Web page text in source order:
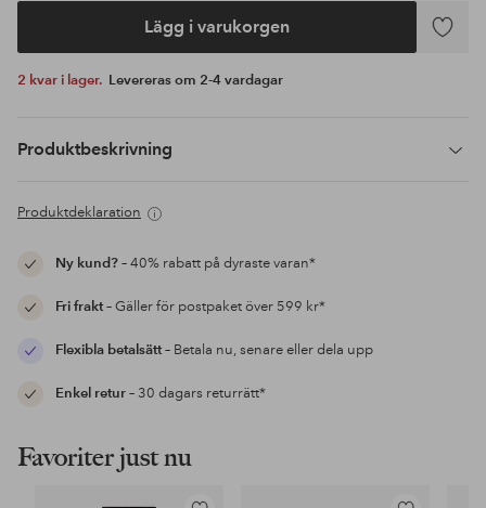
Lägg i varukorgen
Lägg
2 kvar i lager. Levereras om 2-4 vardagar
Produktbeskrivning
Produktdeklaration
Ny kund?– 40% rabatt på dyraste varan*
Fri frakt– Gäller för postpaket över 599 kr*
Flexibla betalsätt– Betala nu, senare eller dela upp
Enkel retur– 30 dagars returrätt*
Favoriter just nu